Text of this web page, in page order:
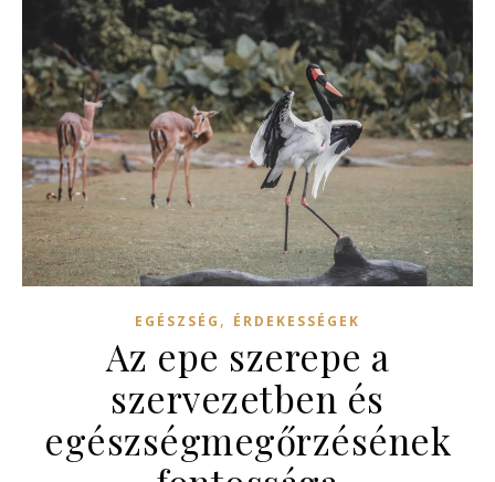
EGÉSZSÉG , ÉRDEKESSÉGEK
Az epe szerepe a
szervezetben és
egészségmegőrzésének